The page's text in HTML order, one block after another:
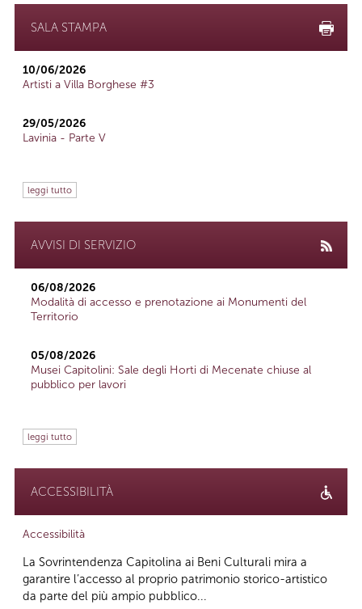
SALA STAMPA
10/06/2026
Artisti a Villa Borghese #3
29/05/2026
Lavinia - Parte V
leggi tutto
AVVISI DI SERVIZIO
06/08/2026
Modalità di accesso e prenotazione ai Monumenti del
Territorio
05/08/2026
Musei Capitolini: Sale degli Horti di Mecenate chiuse al
pubblico per lavori
leggi tutto
ACCESSIBILITÀ
Accessibilità
La Sovrintendenza Capitolina ai Beni Culturali mira a
garantire l’accesso al proprio patrimonio storico-artistico
da parte del più ampio pubblico...